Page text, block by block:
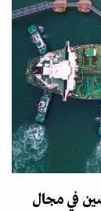
في مجال